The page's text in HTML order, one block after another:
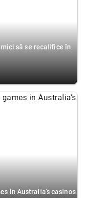
să se recalifice în
in Australia’s casinos